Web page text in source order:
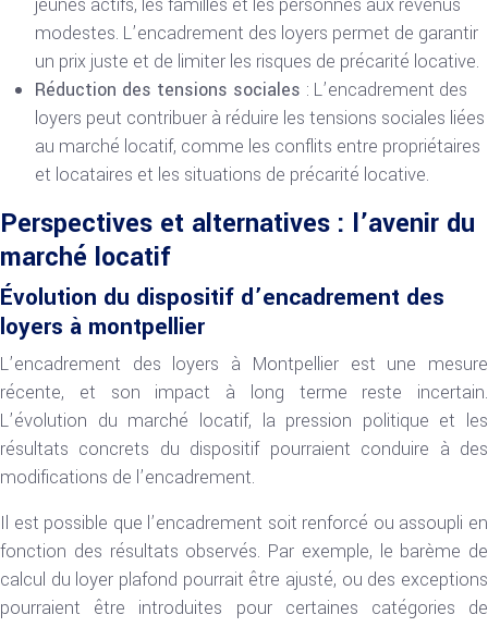
modestes. L’encadrement des loyers permet de garantir
un prix juste et de limiter les risques de précarité locative.
Réduction des tensions sociales : L’encadrement des
loyers peut contribuer à réduire les tensions sociales liées
au marché locatif, comme les conflits entre propriétaires
et locataires et les situations de précarité locative.
Perspectives et alternatives : l’avenir du
marché locatif
Évolution du dispositif d’encadrement des
loyers à montpellier
L’encadrement des loyers à Montpellier est une mesure
récente, et son impact à long terme reste incertain.
L’évolution du marché locatif, la pression politique et les
résultats concrets du dispositif pourraient conduire à des
modifications de l’encadrement.
Il est possible que l’encadrement soit renforcé ou assoupli en
fonction des résultats observés. Par exemple, le barème de
calcul du loyer plafond pourrait être ajusté, ou des exceptions
pourraient être introduites pour certaines catégories de